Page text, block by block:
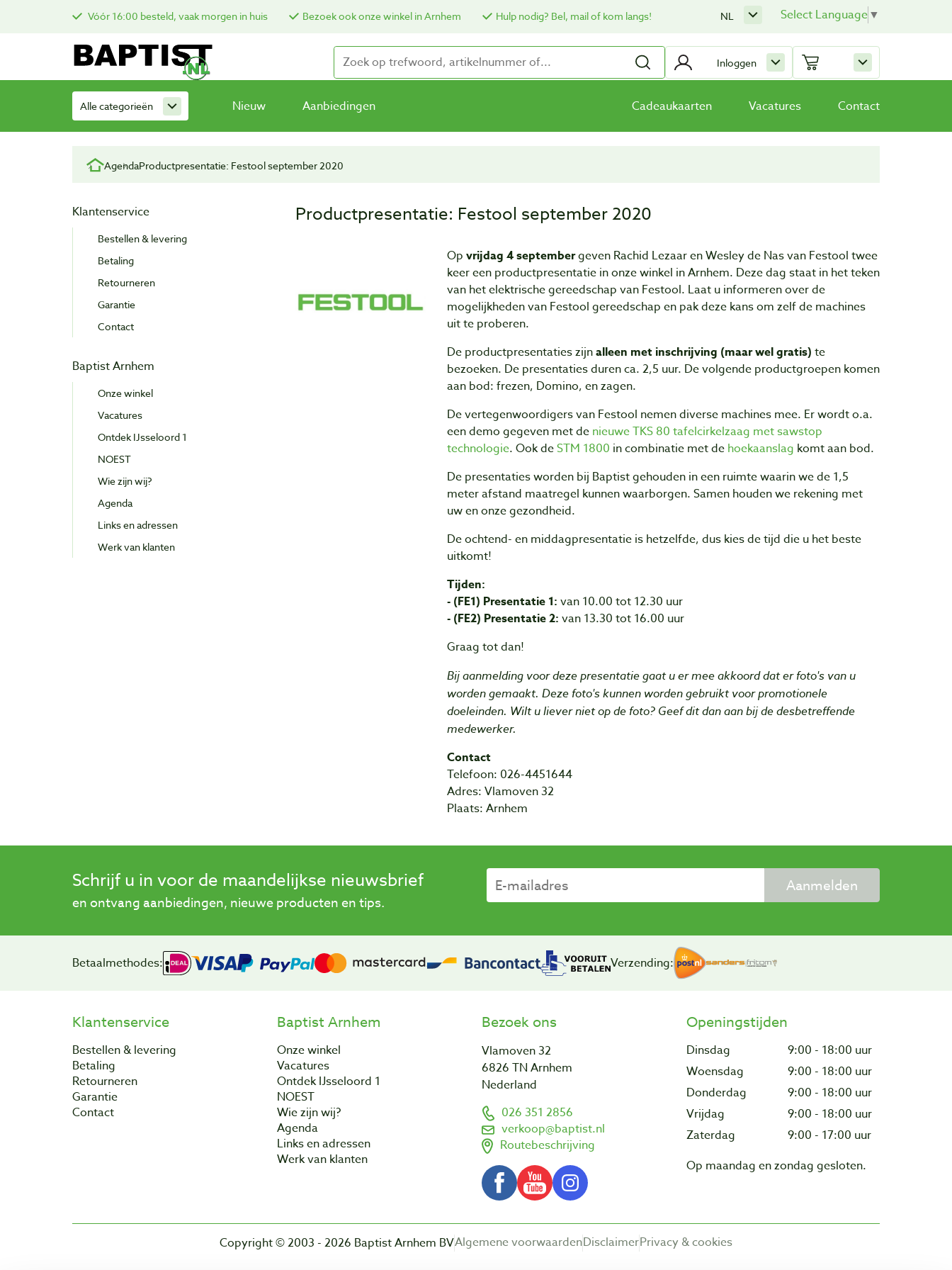
Vóór 16:00 besteld, vaak morgen in huis Bezoek ook onze winkel in Arnhem Hulp nodig? Bel, mail of kom langs! Select Language▼
NL
Inloggen
Alle categorieën Nieuw Aanbiedingen Cadeaukaarten Vacatures Contact
AgendaProductpresentatie: Festool september 2020
Klantenservice
Bestellen & levering
Betaling
Retourneren
Garantie
Contact
Baptist Arnhem
Onze winkel
Vacatures
Ontdek IJsseloord 1
NOEST
Wie zijn wij?
Agenda
Links en adressen
Werk van klanten
Productpresentatie: Festool september 2020
Op vrijdag 4 septembergeven Rachid Lezaar en Wesley de Nas van Festool twee
keer een productpresentatie in onze winkel in Arnhem. Deze dag staat in het teken
van het elektrische gereedschap van Festool. Laat u informeren over de
mogelijkheden van Festool gereedschap en pak deze kans om zelf de machines
uit te proberen.
De productpresentaties zijnalleen met inschrijving (maar wel gratis) te
bezoeken. De presentaties duren ca. 2,5 uur. De volgende productgroepen komen
aan bod: frezen, Domino, en zagen.
De vertegenwoordigers van Festool nemen diverse machines mee. Er wordt o.a.
een demo gegeven met de nieuwe TKS 80 tafelcirkelzaag met sawstop
technologie. Ook deSTM 1800 in combinatie met de hoekaanslag komt aan bod.
De presentaties worden bij Baptist gehouden in een ruimte waarin we de 1,5
meter afstand maatregel kunnen waarborgen. Samen houden we rekening met
uw en onze gezondheid.
De ochtend- en middagpresentatie is hetzelfde, dus kies de tijd die u het beste
uitkomt!
Tijden:
- (FE1) Presentatie 1: van 10.00 tot 12.30 uur
- (FE2) Presentatie 2: van 13.30 tot 16.00 uur
Graag tot dan!
Bij aanmelding voor deze presentatie gaat u er mee akkoord dat er foto's van u
worden gemaakt. Deze foto's kunnen worden gebruikt voor promotionele
doeleinden. Wilt u liever niet op de foto? Geef dit dan aan bij de desbetreffende
medewerker.
Contact
Telefoon: 026-4451644
Adres: Vlamoven 32
Plaats: Arnhem
Schrijf u in voor de maandelijkse nieuwsbrief
en ontvang aanbiedingen, nieuwe producten en tips.
Aanmelden
Betaalmethodes: Verzending:
Klantenservice
Bestellen & levering
Betaling
Retourneren
Garantie
Contact
Baptist Arnhem
Onze winkel
Vacatures
Ontdek IJsseloord 1
NOEST
Wie zijn wij?
Agenda
Links en adressen
Werk van klanten
Bezoek ons
Vlamoven 32
6826 TN Arnhem
Nederland
026 351 2856
verkoop@baptist.nl
Routebeschrijving
Openingstijden
Dinsdag
9:00 - 18:00 uur
Woensdag
9:00 - 18:00 uur
Donderdag
9:00 - 18:00 uur
Vrijdag
9:00 - 18:00 uur
Zaterdag
9:00 - 17:00 uur
Op maandag en zondag gesloten.
Algemene voorwaardenDisclaimerPrivacy & cookies
Copyright © 2003 - 2026 Baptist Arnhem BV